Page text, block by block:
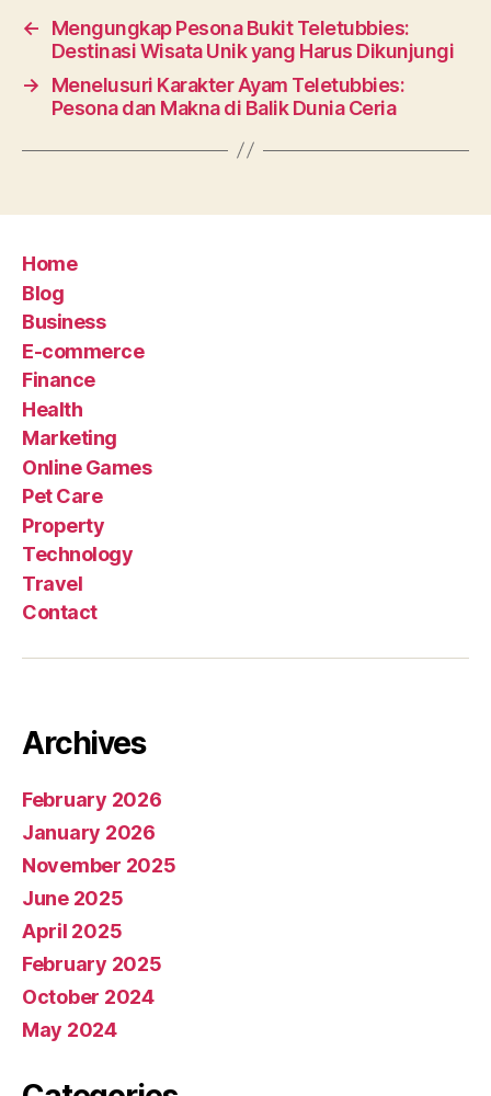
←
Mengungkap Pesona Bukit Teletubbies:
Destinasi Wisata Unik yang Harus Dikunjungi
→
Menelusuri Karakter Ayam Teletubbies:
Pesona dan Makna di Balik Dunia Ceria
Home
Blog
Business
E-commerce
Finance
Health
Marketing
Online Games
Pet Care
Property
Technology
Travel
Contact
Archives
February 2026
January 2026
November 2025
June 2025
April 2025
February 2025
October 2024
May 2024